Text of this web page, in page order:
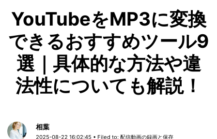
YouTubeをMP3に変換
できるおすすめツール9
選｜具体的な方法や違
法性についても解説！
相葉
2025-08-22 16:02:45 • Filed to:配信動画の録画と保存